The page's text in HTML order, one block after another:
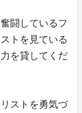
闘しているフ
トを見ている
を貸してくだ
ストを勇気づ